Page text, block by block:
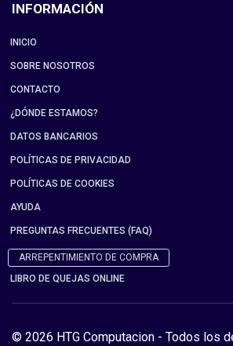
INFORMACIÓN
INICIO
SOBRE NOSOTROS
CONTACTO
¿DÓNDE ESTAMOS?
DATOS BANCARIOS
POLÍTICAS DE PRIVACIDAD
POLÍTICAS DE COOKIES
AYUDA
PREGUNTAS FRECUENTES (FAQ)
ARREPENTIMIENTO DE COMPRA
LIBRO DE QUEJAS ONLINE
© 2026 HTG Computacion - Todos los